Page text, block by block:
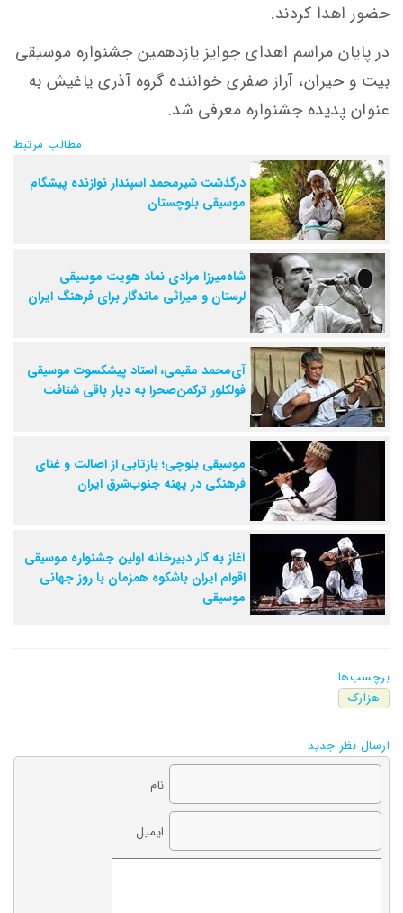
حضور اهدا کردند.
در پایان مراسم اهدای جوایز یازدهمین جشنواره موسیقی
بیت و حیران، آراز صفری خواننده گروه آذری یاغیش به
عنوان پدیده جشنواره معرفی شد.
مطالب مرتبط
درگذشت شیرمحمد اسپندار نوازنده پیشگام
موسیقی بلوچستان
شاه‌میرزا مرادی نماد هویت موسیقی
لرستان و میراثی ماندگار برای فرهنگ ایران
آی‌محمد مقیمی، استاد پیشکسوت موسیقی
فولکلور ترکمن‌صحرا به دیار باقی شتافت
موسیقی بلوچی؛ بازتابی از اصالت و غنای
فرهنگی در پهنه جنوب‌شرق ایران
آغاز به کار دبیرخانه اولین جشنواره موسیقی
اقوام ایران باشکوه همزمان با روز جهانی
موسیقی
برچسب‌ها
هزارک
ارسال نظر جدید
نام
ایمیل